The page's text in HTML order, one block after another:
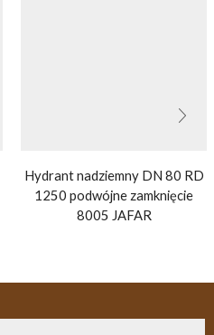
Hydrant nadziemny DN 80 RD
1250 podwójne zamknięcie
8005 JAFAR